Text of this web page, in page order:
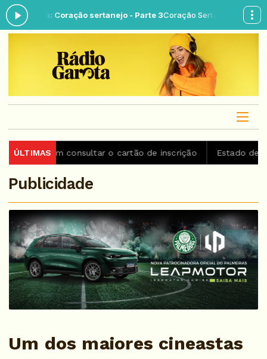
Coração sertanejo - Parte 3Coração Sertanejo das 06:00 às
ÚLTIMAS
consultar o cartão de inscrição Estado de São Paulo
Publicidade
Um dos maiores cineastas